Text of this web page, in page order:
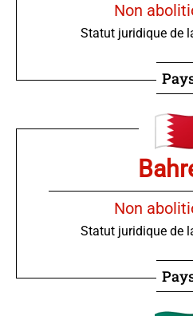
Non
Statut juridique de
Non
Statut juridique de